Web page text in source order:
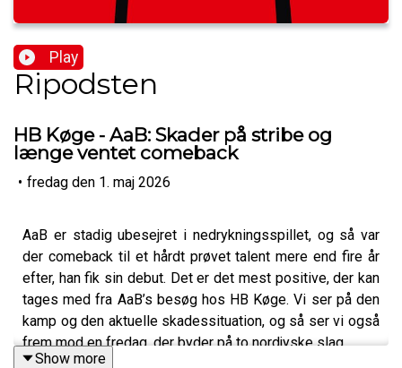
Play
Ripodsten
HB Køge - AaB: Skader på stribe og
længe ventet comeback
• fredag den 1. maj 2026
AaB er stadig ubesejret i nedrykningsspillet, og så var
der comeback til et hårdt prøvet talent mere end fire år
efter, han fik sin debut. Det er det mest positive, der kan
tages med fra AaB’s besøg hos HB Køge. Vi ser på den
kamp og den aktuelle skadessituation, og så ser vi også
frem mod en fredag, der byder på to nordjyske slag.
Show more